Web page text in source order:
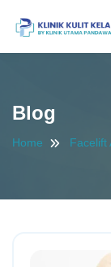
Blog
Home Facelift